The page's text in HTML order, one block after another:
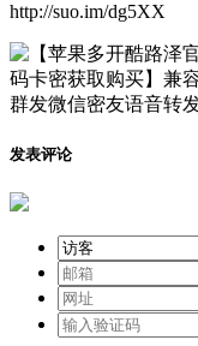
http://suo.im/dg5XX
发表评论